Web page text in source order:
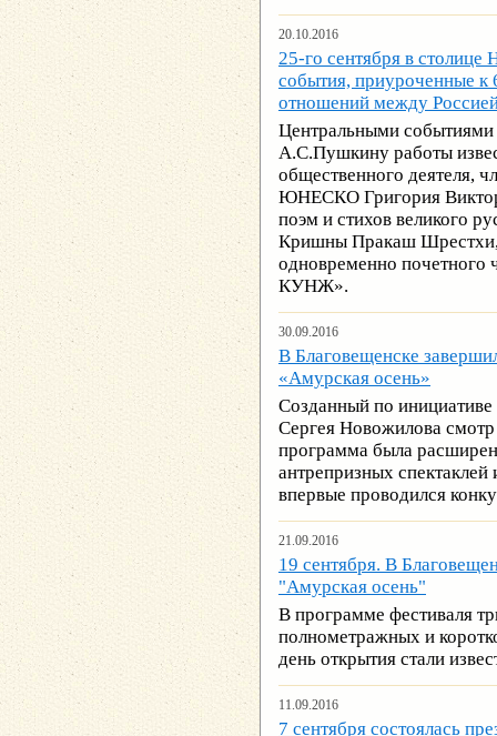
20.10.2016
25-го сентября в
события, приуроченные к
отношений между
Центральными событиями
А.С.Пушкину работы
общественного деятеля,
ЮНЕСКО Григория
поэм и стихов великого
Кришны Пракаш Шрестхи,
одновременно почетного
КУНЖ».
30.09.2016
В Благовещенске
«Амурская осень»
Созданный по
Сергея Новожилова
программа была
антрепризных
впервые проводился
21.09.2016
19 сентября. В
"Амурская осень"
В программе фестиваля
полнометражных и
день открытия стали
11.09.2016
7 сентября состоялась